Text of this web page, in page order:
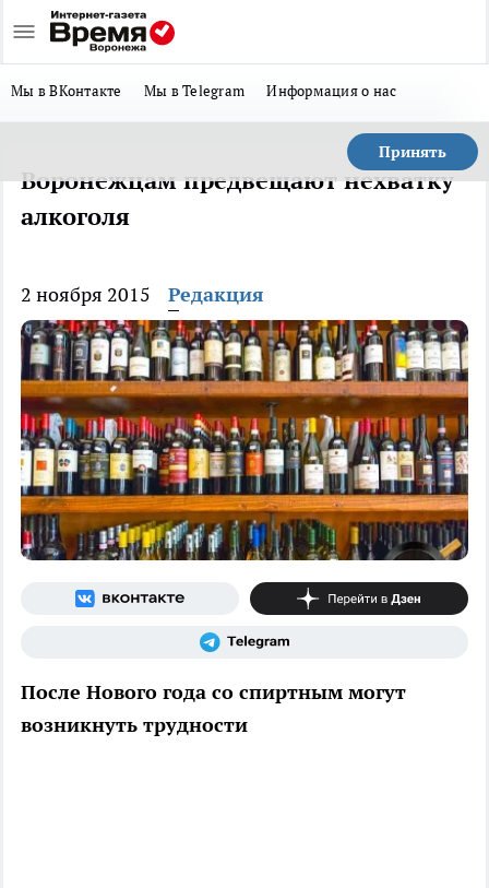
Мы в ВКонтакте Мы в Telegram Информация о нас
Принять
Воронежцам предвещают нехватку
алкоголя
2 ноября 2015 Редакция
После Нового года со спиртным могут
возникнуть трудности